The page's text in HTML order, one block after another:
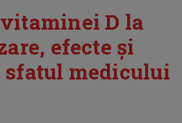
D la
efecte și
medicului